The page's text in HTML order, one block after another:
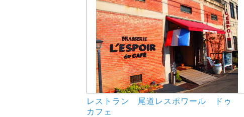
レストラン 尾道レスポワール ドゥ
カフェ